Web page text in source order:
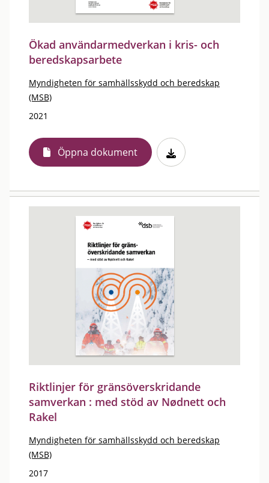
Ökad användarmedverkan i kris- och
beredskapsarbete
Myndigheten för samhällsskydd och beredskap
(MSB)
2021
Öppna dokument
Riktlinjer för gränsöverskridande
samverkan : med stöd av Nødnett och
Rakel
Myndigheten för samhällsskydd och beredskap
(MSB)
2017